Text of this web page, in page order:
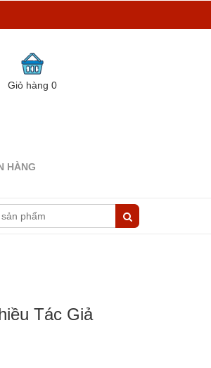
Giỏ hàng0
HÀNG
Tác Giả